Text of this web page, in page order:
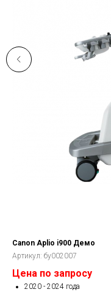
Canon Aplio i900 Демо
Артикул: бу002007
Цена по запросу
2020 - 2024 года